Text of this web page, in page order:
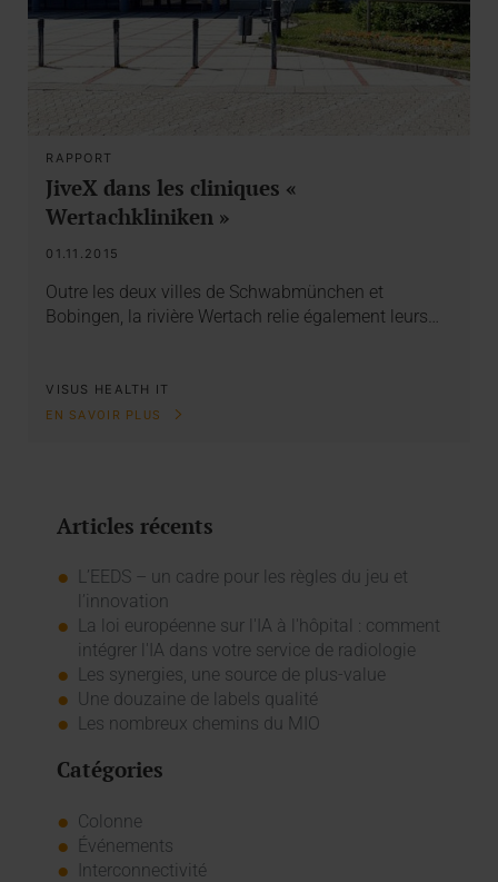
RAPPORT
JiveX dans les cliniques «
Wertachkliniken »
01.11.2015
Outre les deux villes de Schwabmünchen et
Bobingen, la rivière Wertach relie également leurs…
VISUS HEALTH IT
EN SAVOIR PLUS
Articles récents
L’EEDS – un cadre pour les règles du jeu et
l’innovation
La loi européenne sur l'IA à l'hôpital : comment
intégrer l'IA dans votre service de radiologie
Les synergies, une source de plus-value
Une douzaine de labels qualité
Les nombreux chemins du MIO
Catégories
Colonne
Événements
Interconnectivité